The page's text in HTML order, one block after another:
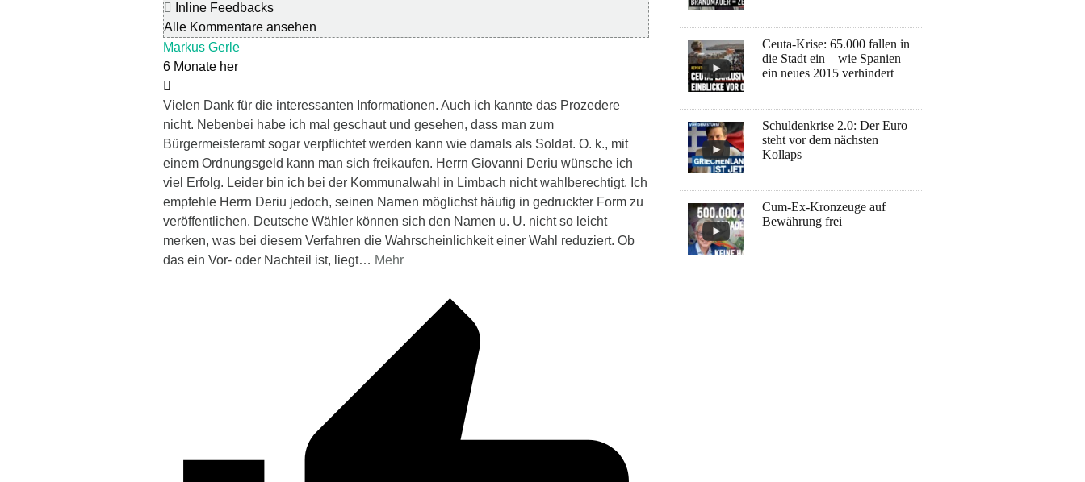
Inline Feedbacks
Alle Kommentare ansehen
Markus Gerle
6 Monate her
Vielen Dank für die interessanten Informationen. Auch ich kannte das Prozedere
nicht. Nebenbei habe ich mal geschaut und gesehen, dass man zum
Bürgermeisteramt sogar verpflichtet werden kann wie damals als Soldat. O. k., mit
einem Ordnungsgeld kann man sich freikaufen. Herrn Giovanni Deriu wünsche ich
viel Erfolg. Leider bin ich bei der Kommunalwahl in Limbach nicht wahlberechtigt. Ich
empfehle Herrn Deriu jedoch, seinen Namen möglichst häufig in gedruckter Form zu
veröffentlichen. Deutsche Wähler können sich den Namen u. U. nicht so leicht
merken, was bei diesem Verfahren die Wahrscheinlichkeit einer Wahl reduziert. Ob
das ein Vor- oder Nachteil ist, liegt… Mehr
Ceuta-Krise: 65.000 fallen in
die Stadt ein – wie Spanien
ein neues 2015 verhindert
Schuldenkrise 2.0: Der Euro
steht vor dem nächsten
Kollaps
Cum-Ex-Kronzeuge auf
Bewährung frei